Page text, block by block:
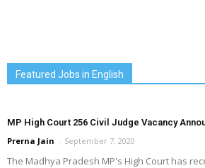
Featured Jobs in English
MP High Court 256 Civil Judge Vacancy
Prerna Jain - September 7, 2020
The Madhya Pradesh MP's High Court has